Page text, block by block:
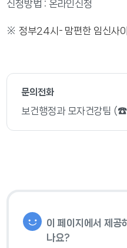
신청방법 : 온라인신청
※ 정부24시- 맘편한 임신사
문의전화
보건행정과 모자건강
이 페이지에서 제공
나요?